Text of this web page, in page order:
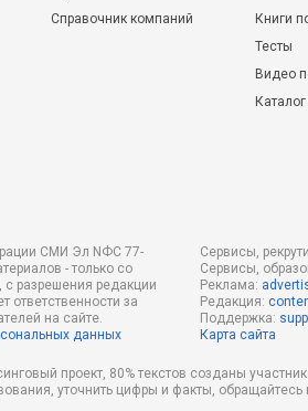
Справочник компаний
Книги
Тесты
Видео
СМИ Эл NФС 77-
- только со
, с разрешения редакции
ответственности за
на сайте.
данных
Сервисы,
Сервисы,
Реклама:
Редакция:
Поддержка:
Карта сайта
проект, 80% текстов созданы
уточнить цифры и факты,